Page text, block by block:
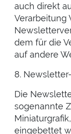
auch direkt
Verarbeitung
dem für die
auf andere
8.
Die
sogenannte
eingebettet